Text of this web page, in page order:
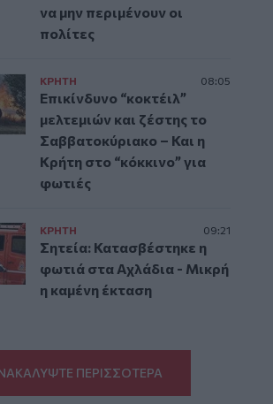
να μην περιμένουν οι
πολίτες
ΚΡΗΤΗ 08:05
Επικίνδυνο “κοκτέιλ”
μελτεμιών και ζέστης το
Σαββατοκύριακο – Και η
Κρήτη στο “κόκκινο” για
φωτιές
ΚΡΗΤΗ 09:21
Σητεία: Κατασβέστηκε η
φωτιά στα Αχλάδια - Μικρή
η καμένη έκταση
ΠΕΡΙΣΣΟΤΕΡΑ